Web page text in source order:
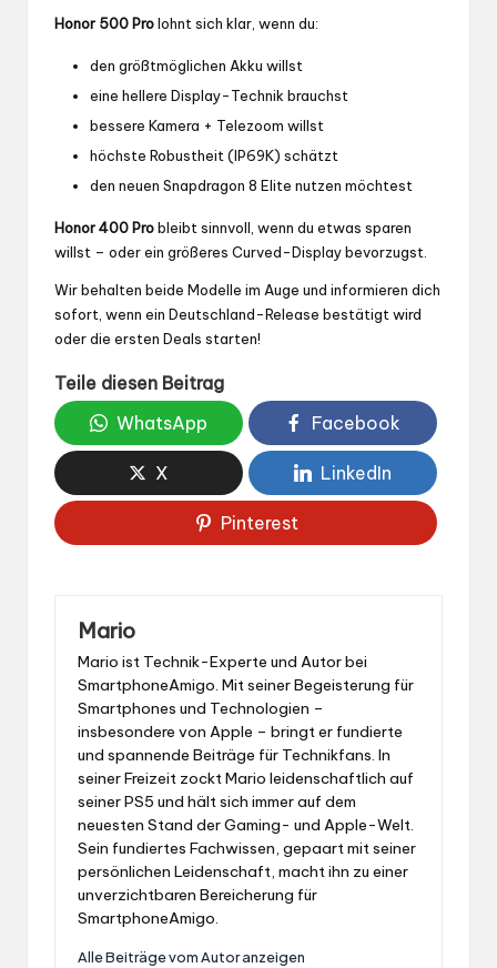
Honor 500 Prolohnt sich klar, wenn du:
den größtmöglichen Akku willst
eine hellere Display-Technik brauchst
bessere Kamera + Telezoom willst
höchste Robustheit (IP69K) schätzt
den neuen Snapdragon 8 Elite nutzen möchtest
Honor 400 Probleibt sinnvoll, wenn du etwas sparen
willst – oder ein größeres Curved-Display bevorzugst.
Wir behalten beide Modelle im Auge und informieren dich
sofort, wenn ein Deutschland-Release bestätigt wird
oder die ersten Deals starten!
Teile diesen Beitrag
WhatsApp
Facebook
X LinkedIn
Pinterest
Mario
Mario ist Technik-Experte und Autor bei
SmartphoneAmigo. Mit seiner Begeisterung für
Smartphones und Technologien –
insbesondere von Apple – bringt er fundierte
und spannende Beiträge für Technikfans. In
seiner Freizeit zockt Mario leidenschaftlich auf
seiner PS5 und hält sich immer auf dem
neuesten Stand der Gaming- und Apple-Welt.
Sein fundiertes Fachwissen, gepaart mit seiner
persönlichen Leidenschaft, macht ihn zu einer
unverzichtbaren Bereicherung für
SmartphoneAmigo.
Alle Beiträge vom Autor anzeigen